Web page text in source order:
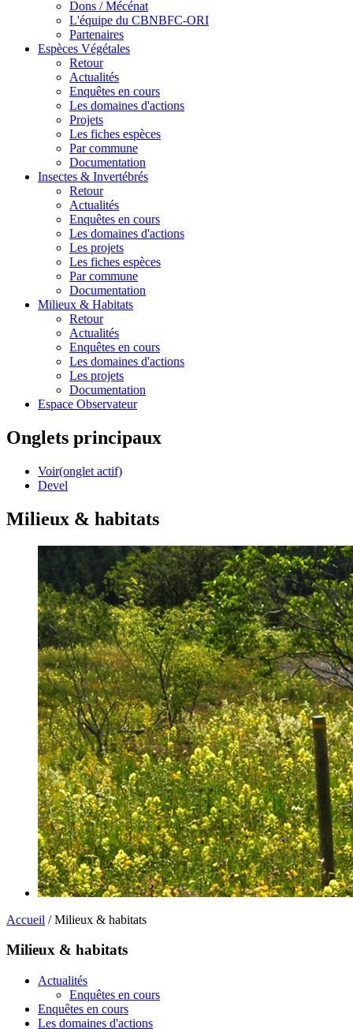
Dons / Mécénat
L'équipe du CBNBFC-ORI
Partenaires
Espèces Végétales
Retour
Actualités
Enquêtes en cours
Les domaines d'actions
Projets
Les fiches espèces
Par commune
Documentation
Insectes & Invertébrés
Retour
Actualités
Enquêtes en cours
Les domaines d'actions
Les projets
Les fiches espèces
Par commune
Documentation
Milieux & Habitats
Retour
Actualités
Enquêtes en cours
Les domaines d'actions
Les projets
Documentation
Espace Observateur
Onglets principaux
Voir(onglet actif)
Devel
Milieux & habitats
Accueil / Milieux & habitats
Milieux & habitats
Actualités
Enquêtes en cours
Enquêtes en cours
Les domaines d'actions